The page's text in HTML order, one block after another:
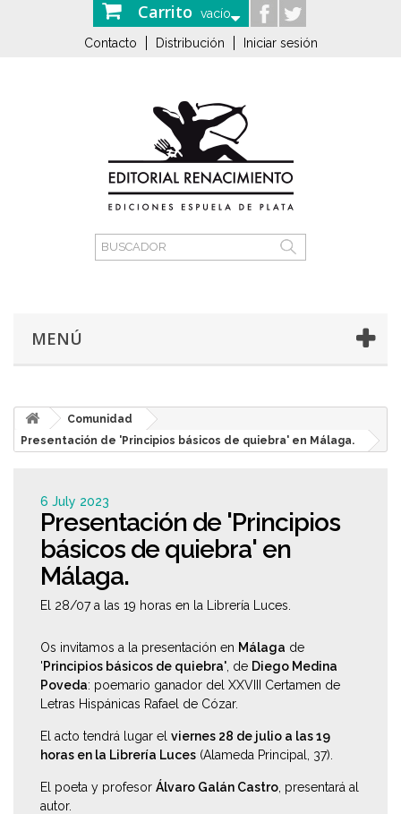
Carrito vacío
Contacto Distribución Iniciar sesión
MENÚ
Comunidad
Presentación de 'Principios básicos de quiebra' en Málaga.
6 July 2023
Presentación de 'Principios
básicos de quiebra' en
Málaga.
El 28/07 a las 19 horas en la Librería Luces.
Os invitamos a la presentación en Málaga de
'Principios básicos de quiebra' , de Diego Medina
Poveda: poemario ganador del XXVIII Certamen de
Letras Hispánicas Rafael de Cózar.
El acto tendrá lugar el viernes 28 de julio a las 19
horas en la Librería Luces (Alameda Principal, 37).
El poeta y profesor Álvaro Galán Castro , presentará al
autor.